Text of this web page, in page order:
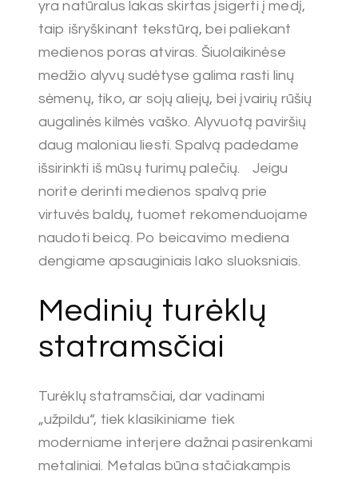
yra natūralus lakas skirtas įsigerti į medį,
taip išryškinant tekstūrą, bei paliekant
medienos poras atviras. Šiuolaikinėse
medžio alyvų sudėtyse galima rasti linų
sėmenų, tiko, ar sojų aliejų, bei įvairių rūšių
augalinės kilmės vaško. Alyvuotą paviršių
daug maloniau liesti. Spalvą padedame
išsirinkti iš mūsų turimų palečių. Jeigu
norite derinti medienos spalvą prie
virtuvės baldų, tuomet rekomenduojame
naudoti beicą. Po beicavimo mediena
dengiame apsauginiais lako sluoksniais.
Medinių turėklų
statramsčiai
Turėklų statramsčiai, dar vadinami
„užpildu“, tiek klasikiniame tiek
moderniame interjere dažnai pasirenkami
metaliniai. Metalas būna stačiakampis